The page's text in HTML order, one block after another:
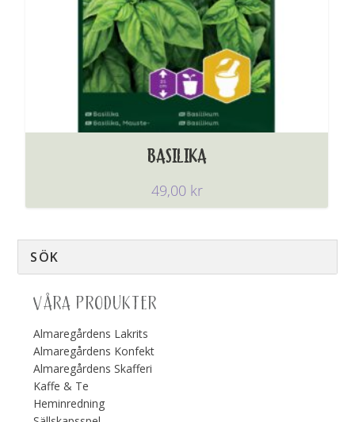
BASILIKA
49,00 kr
VÅRA PRODUKTER
Almaregårdens Lakrits
Almaregårdens Konfekt
Almaregårdens Skafferi
Kaffe & Te
Heminredning